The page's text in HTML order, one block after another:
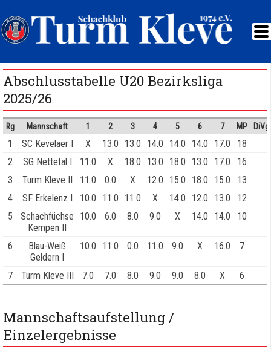
Abschlusstabelle U20 Bezirksliga
2025/26
Rg Mannschaft 1 2 3 4 5 6 7 MP DiVgl
1 SC Kevelaer I X 13.0 13.0 14.0 14.0 14.0 17.0
18
2
SG Nettetal I 11.0 X 18.0 13.0 18.0 13.0 17.0
16
3
Turm Kleve II 11.0 0.0 X 12.0 15.0 18.0 15.0
13
4
SF Erkelenz I 10.0 11.0 11.0 X 14.0 12.0 13.0
12
5
Schachfüchse
Kempen II
10.0 6.0 8.0 9.0 X 14.0 14.0 10
6
Blau-Weiß
Geldern I
10.0 11.0 0.0 11.0 9.0 X 16.0 7
7 Turm Kleve III 7.0 7.0 8.0 9.0 9.0 8.0 X 6
Mannschaftsaufstellung /
Einzelergebnisse